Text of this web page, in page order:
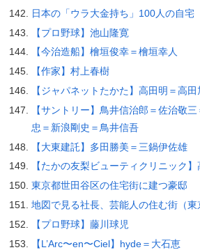
日本の「ウラ大金持ち」100人の自宅
【プロ野球】池山隆寛
【今治造船】檜垣俊幸＝檜垣幸人
【作家】村上春樹
【ジャパネットたかた】高田明＝高田
【サントリー】鳥井信治郎＝佐治敬
忠＝新浪剛史＝鳥井信吾
【大東建託】多田勝美＝三鍋伊佐雄
【たかの友梨ビューティクリニック
東京都世田谷区の住宅街に建つ豪邸
地図で見る社長、芸能人の住む街（東
【プロ野球】藤川球児
【L’Arc〜en〜Ciel】hyde＝大石恵